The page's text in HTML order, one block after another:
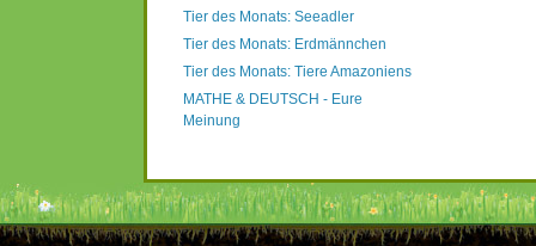
Tier des Monats: Seeadler
Tier des Monats: Erdmännchen
Tier des Monats: Tiere Amazoniens
MATHE & DEUTSCH - Eure
Meinung